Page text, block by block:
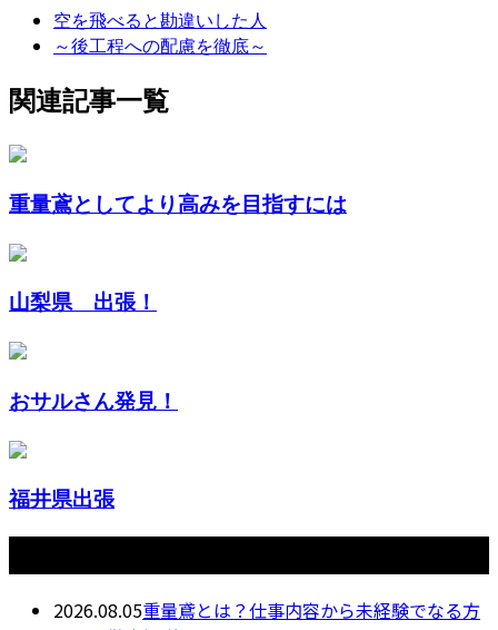
空を飛べると勘違いした人
～後工程への配慮を徹底～
関連記事一覧
重量鳶としてより高みを目指すには
山梨県 出張！
おサルさん発見！
福井県出張
2026.08.05重量鳶とは？仕事内容から未経験でなる方